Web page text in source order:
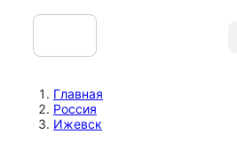
Главная
Россия
Ижевск